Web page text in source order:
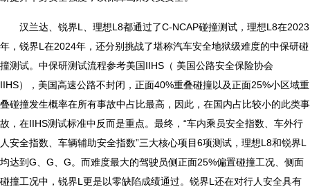
汉兰达、锐界L、理想L8都通过了C-NCAP碰撞测试，理想L8在2023
年，锐界L在2024年，还分别挑战了堪称汽车安全地狱级难度的中保研碰
撞测试。中保研测试流程参考美国IIHS（ 美国公路安全保险协会
IIHS），美国高速公路不封闭，正面40%重叠碰撞以及正面25%小区域重
叠碰撞发生概率在所有事故中占比最高，因此，在国内占比较小的此类事
故，在IIHS测试标准中反而是重点。最终，“车内乘员安全指数、车外行
人安全指数、车辆辅助安全指数”三大核心项目6项测试，理想L8和锐界L
均达到G、G、G。而难度最大的驾驶员侧正面25%偏置碰撞工况、侧面
碰撞工况中，锐界L更是以零缺陷成绩通过。锐界L还在对行人安全具有